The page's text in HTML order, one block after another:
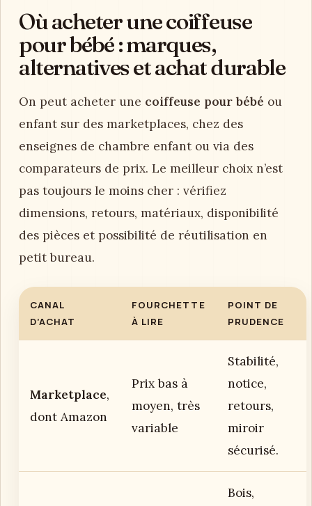
Où acheter une coiffeuse
pour bébé : marques,
alternatives et achat durable
On peut acheter une coiffeuse pour bébé ou
enfant sur des marketplaces, chez des
enseignes de chambre enfant ou via des
comparateurs de prix. Le meilleur choix n’est
pas toujours le moins cher : vérifiez
dimensions, retours, matériaux, disponibilité
des pièces et possibilité de réutilisation en
petit bureau.
CANAL
D’ACHAT
FOURCHETTE
À LIRE
POINT DE
PRUDENCE
Marketplace,
dont Amazon
Prix bas à
moyen, très
variable
Stabilité,
notice,
retours,
miroir
sécurisé.
Bois,